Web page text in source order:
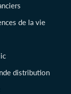
de la vie
distribution